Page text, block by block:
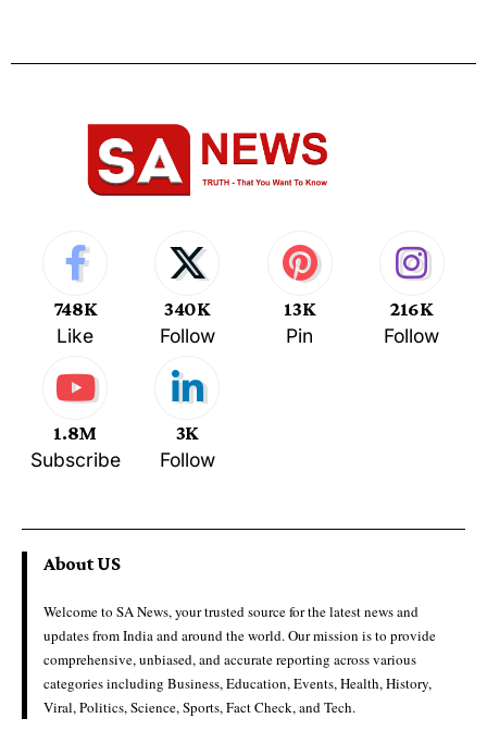
748K
Like
340K
Follow
13K
Pin
216K
Follow
1.8M
Subscribe
3K
Follow
About US
Welcome to SA News, your trusted source for the latest news and
updates from India and around the world. Our mission is to provide
comprehensive, unbiased, and accurate reporting across various
categories including Business, Education, Events, Health, History,
Viral, Politics, Science, Sports, Fact Check, and Tech.